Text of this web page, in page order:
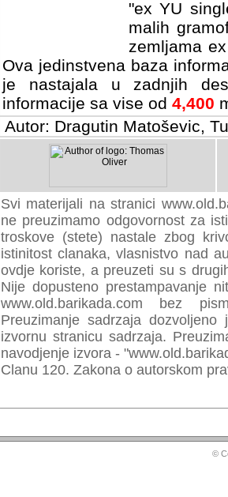
"ex YU
malih
zemljama
Ova jedinstvena baza
je nastajala u zadnjih
informacije sa vise od 4,400
Autor: Dragutin Matoševic,
Svi materijali na stranici
preuzimamo odgovornost za
troskove (stete) nastale zbog
istinitost clanaka, vlasnistvo nad
ovdje koriste, a preuzeti su s
Nije dopusteno prestampavanje
www.old.barikada.com bez
Preuzimanje sadrzaja
izvornu stranicu sadrzaja.
navodjenje izvora -
Clanu 120. Zakona o autorskom
©